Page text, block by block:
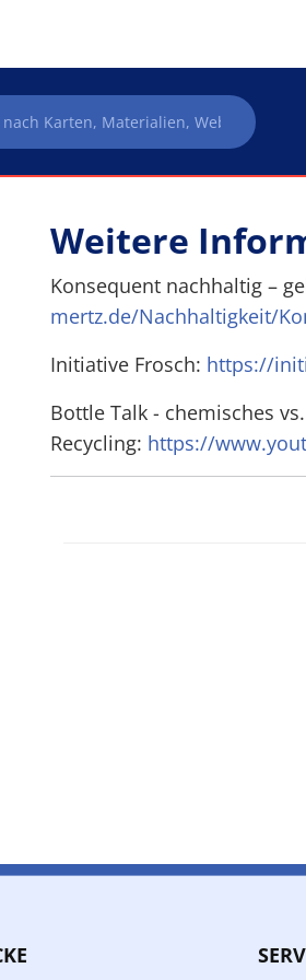
Weitere
Konsequent nachhaltig –
mertz.de/Nachhaltigkeit/
Initiative Frosch: https://
Bottle Talk - chemisches
Recycling: https://